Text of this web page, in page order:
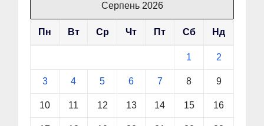
Серпень 2026
Пн Вт Ср Чт Пт Сб Нд
1 2
3 4 5 6 7 8 9
10 11 12 13 14 15 16